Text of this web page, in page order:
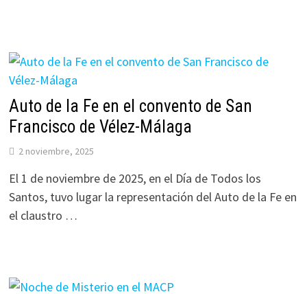
Auto de la Fe en el convento de San
Francisco de Vélez-Málaga
2 noviembre, 2025
El 1 de noviembre de 2025, en el Día de Todos los
Santos, tuvo lugar la representación del Auto de la Fe en
el claustro …